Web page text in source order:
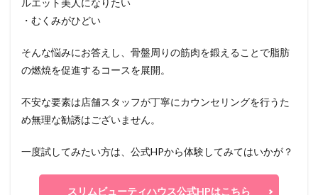
ルエット美人になりたい
・むくみがひどい
そんな悩みにお答えし、骨盤周りの筋肉を鍛えることで脂肪
の燃焼を促進するコースを展開。
不安な要素は店舗スタッフが丁寧にカウンセリングを行うた
め無理な勧誘はございません。
一度試してみたい方は、公式HPから体験してみてはいかが？
スリムビューティハウス公式HPはこちら